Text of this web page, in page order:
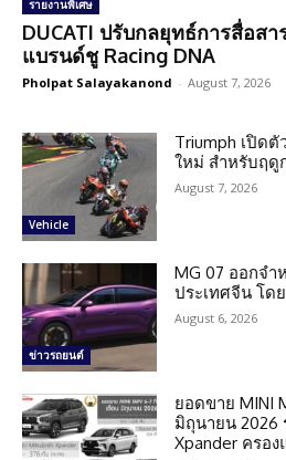
รายงานพิเศษ
DUCATI ปรับกลยุทธ์การสื่อส
แบรนด์ชู Racing DNA
Pholpat Salayakanond - August 7, 2026
Vehicle
Triumph เปิด
ใหม่ สำหรับฤดู
August 7, 2026
ข่าวรถยนต์
MG 07 ออกจำ
ประเทศจีน โด
August 6, 2026
ยอดขาย MINI
มิถุนายน 2026
Xpander ครอ